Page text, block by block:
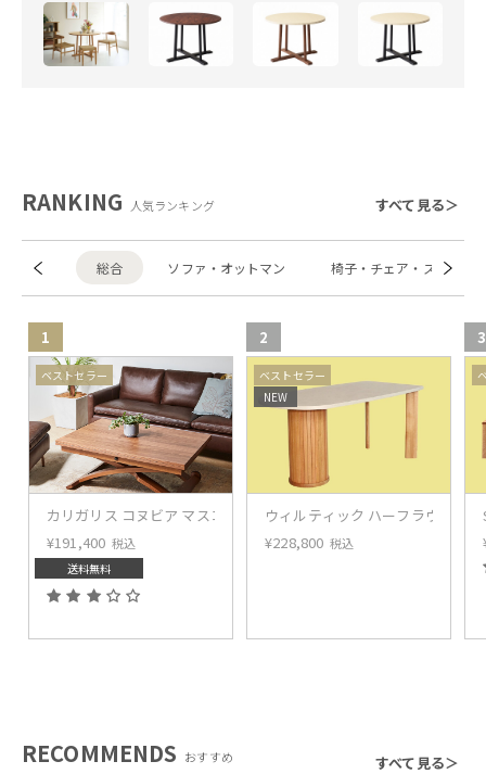
RANKING 人気ランキング
総合 ソファ・オットマン 椅子・チェア・スツール
すべて見る＞
1
ベストセラー
カリガリス コヌビア マスコッティ 伸長・昇降式テーブル ／
¥191,400 税込
送料無料
2
こ
ベストセラー
NEW
ウィルティック ハーフラウンド
¥228,800 税込
3
RECOMMENDS おすすめ すべて見る＞